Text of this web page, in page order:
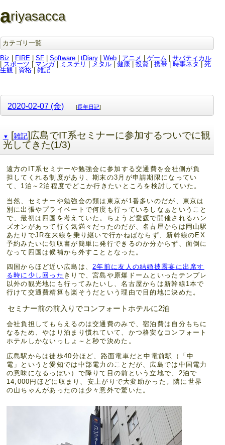
ariyasacca
カテゴリ一覧
Biz
FIRE SF Software tDiary Web アニメ ゲーム
サバティカル
スポーツ | マンガ| ミステリ メタル 健康 投資 携帯 | 時事ネタ
死
生観
資格| 雑記
2020-02-07 (金) [長年日記]
▼ [雑記]広島でIT系セミナーに参加するついでに観
光してきた(1/3)
遠方のIT系セミナーや勉強会に参加する交通費を会社側が負
担してくれる制度があり、期末の3月が申請期限になってい
て、1泊～2泊程度でどこか行きたいところを検討していた。
当然、セミナーや勉強会の類は東京が1番多いのだが、東京は
別に出張やプライベートで何度も行っているしなぁということ
で、最初は四国を考えていた。ちょうど愛媛で開催されるハン
ズオンがあって行く気満々だったのだが、名古屋からは岡山駅
あたりでJR在来線を乗り継いで行かねばならず、新幹線のEX
予約みたいに領収書が簡単に発行できるのか分からず、面倒に
なって四国は候補から外すこととなった。
四国からほど近い広島は、2年前に友人の結婚披露宴に出席す
る時に少し回った きりで、宮島や原爆ドームといったテンプレ
以外の観光地にも行ってみたいし、名古屋からは新幹線1本で
行けて交通費精算も楽そうだという理由で目的地に決めた。
セミナー前の前入りでコンフォートホテルに2泊
会社負担してもらえるのは交通費のみで、宿泊費は自分もちに
なるため、やはり泊まり慣れていて、かつ格安なコンフォート
ホテルしかないっしょ～と秒で決めた。
広島駅からは徒歩40分ほど、路面電車だと中電前駅（「中
電」というと愛知では中部電力のことだが、広島では中国電力
の意味になるっぽい）で降りて目の前という立地で、2泊で
14,000円ほどに収まり、安上がりで大変助かった。隣に世界
の山ちゃんがあったのは少々意外で驚いた。